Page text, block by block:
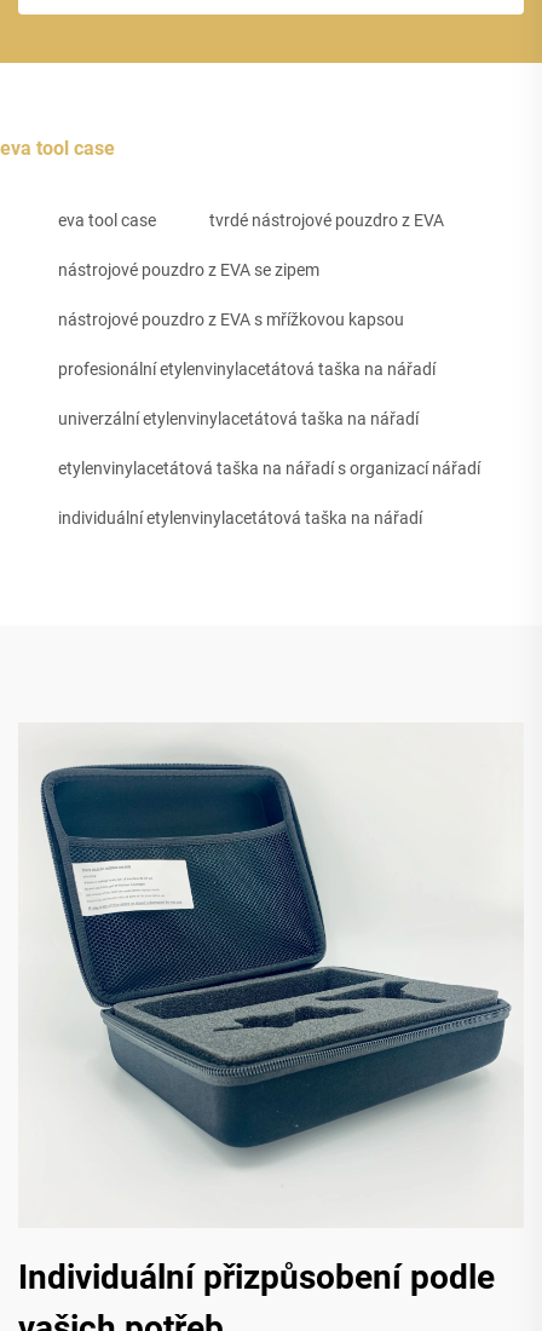
eva tool case
eva tool case tvrdé nástrojové pouzdro z EVA
nástrojové pouzdro z EVA se zipem
nástrojové pouzdro z EVA s mřížkovou kapsou
profesionální etylenvinylacetátová taška na nářadí
univerzální etylenvinylacetátová taška na nářadí
etylenvinylacetátová taška na nářadí s organizací nářadí
individuální etylenvinylacetátová taška na nářadí
Individuální přizpůsobení podle